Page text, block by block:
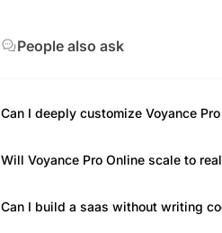
People also ask
Can I deeply customize Voyance
Will Voyance Pro Online scale to
Can I build a saas without writing